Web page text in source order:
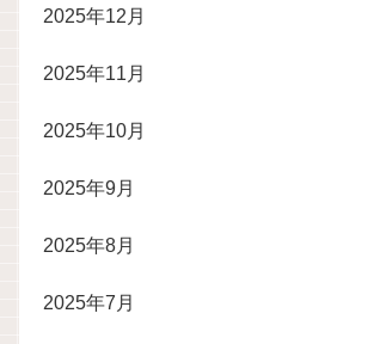
2025年12月
2025年11月
2025年10月
2025年9月
2025年8月
2025年7月